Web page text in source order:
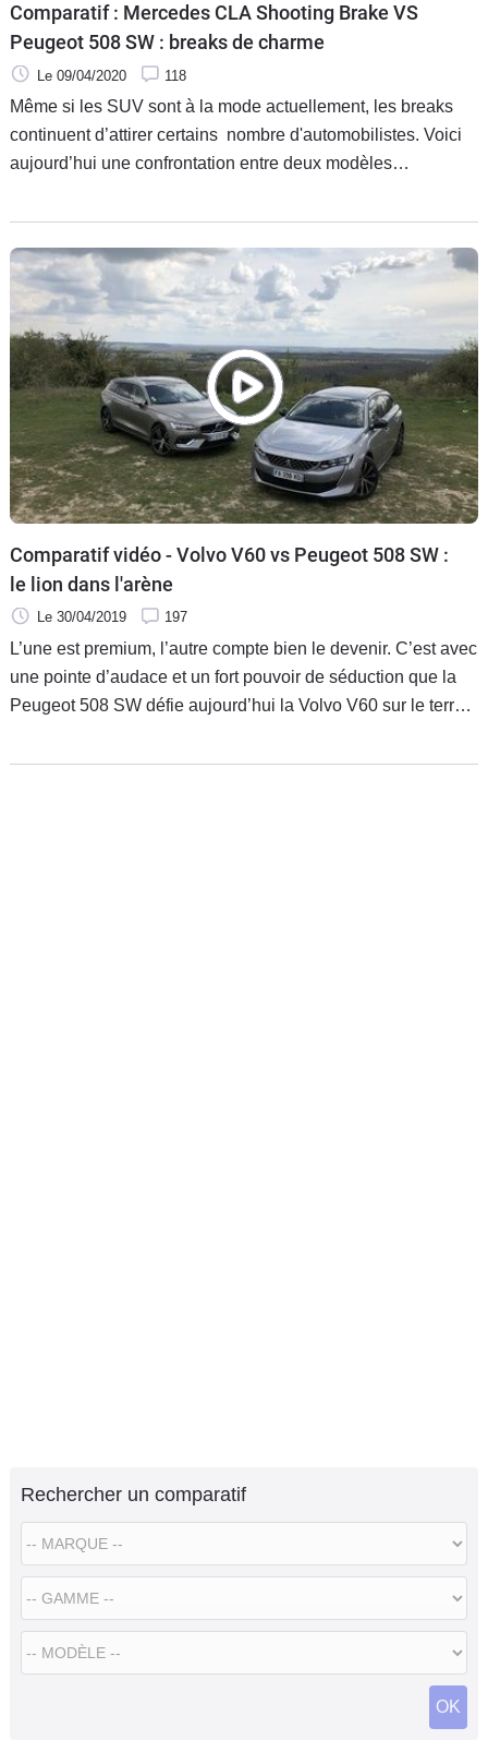
Comparatif : Mercedes CLA Shooting Brake VS
Peugeot 508 SW : breaks de charme
Le 09/04/2020 118
Même si les SUV sont à la mode actuellement, les breaks
continuent d’attirer certains nombre d'automobilistes. Voici
aujourd’hui une confrontation entre deux modèles
Mercedes CLA Shooting Brake.
Comparatif vidéo - Volvo V60 vs Peugeot 508 SW :
le lion dans l'arène
Le 30/04/2019 197
L’une est premium, l’autre compte bien le devenir. C’est avec
une pointe d’audace et un fort pouvoir de séduction que la
Peugeot 508 SW défie aujourd’hui la Volvo V60 sur le terrain
Rechercher un comparatif
OK